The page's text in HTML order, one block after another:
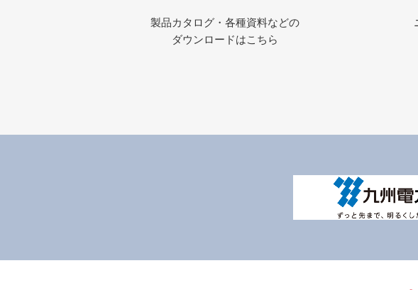
製品カタログ・各種資料などの
ダウンロードはこちら